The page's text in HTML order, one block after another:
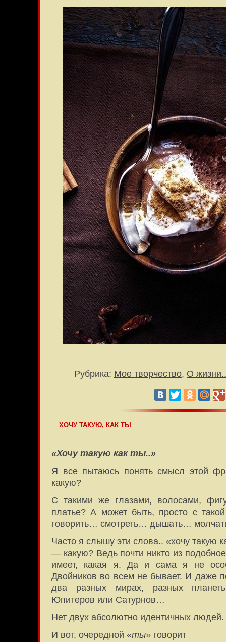
Рубрика: Мое творчество, О
ХОЧУ ТАКУЮ, КАК ТЫ
«Хочу такую как ты..»
Я все пытаюсь понять смысл этой
какую?
С такими же глазами, волосами,
платье? А может быть, просто с
говорить… смотреть… дышать…
Часто я слышу эти слова.. «хочу такую
— какую? Ведь почти никто из
имеет, какая я. Да и сама я не
Двойников во всем не бывает. И даже
два разных мирах, разных
Юпитеров или Сатурнов…
Нет двух абсолютно идентичных людей.
И вот, очередной «ты» говорит